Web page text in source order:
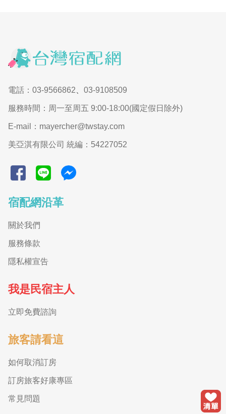
電話：03-9566862 03-9108509
服務時間：周一至周五 9:00-18:00(國定假日除外)
E-mail：mayercher@twstay.com
美亞淇有限公司 統編：54227052
宿配網沿革
關於我們
服務條款
隱私權宣告
我是民宿主人
立即免費諮詢
旅客請看這
如何取消訂房
訂房旅客好康專區
常見問題